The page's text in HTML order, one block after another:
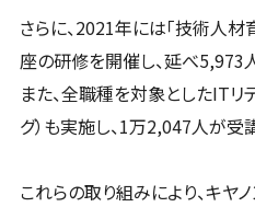
さらに、2021年には「技術人
座の研修を開催し、延べ5,973
また、全職種を対象としたIT
グ）も実施し、1万2,047人が受
これらの取り組みにより、キヤ